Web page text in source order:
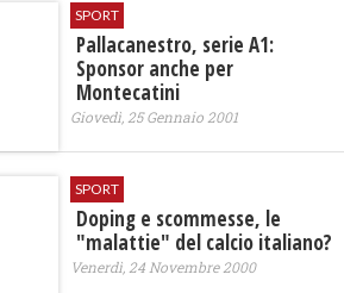
SPORT
Pallacanestro, serie A1:
Sponsor anche per
Montecatini
Giovedì, 25 Gennaio 2001
SPORT
Doping e scommesse, le
"malattie" del calcio italiano?
Venerdì, 24 Novembre 2000